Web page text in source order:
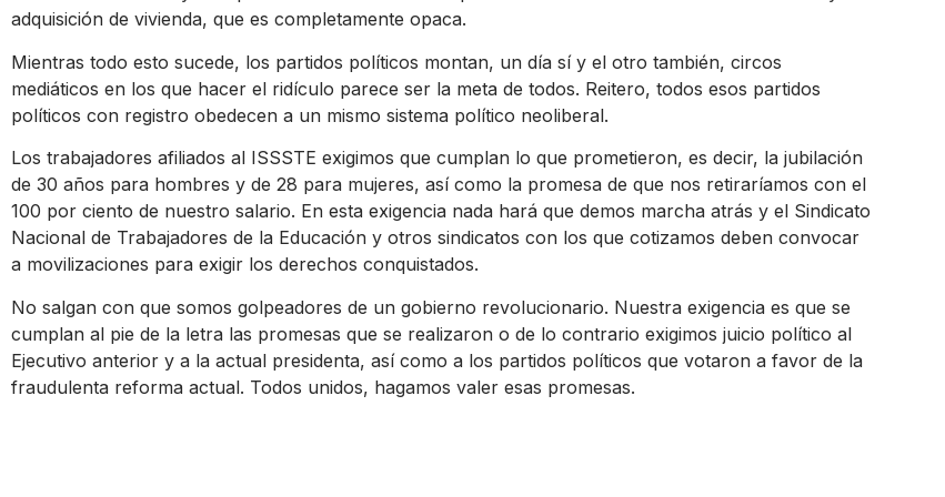
adquisición de vivienda, que es completamente opaca.
Mientras todo esto sucede, los partidos políticos montan, un día sí y el otro también, circos
mediáticos en los que hacer el ridículo parece ser la meta de todos. Reitero, todos esos partidos
políticos con registro obedecen a un mismo sistema político neoliberal.
Los trabajadores afiliados al ISSSTE exigimos que cumplan lo que prometieron, es decir, la jubilación
de 30 años para hombres y de 28 para mujeres, así como la promesa de que nos retiraríamos con el
100 por ciento de nuestro salario. En esta exigencia nada hará que demos marcha atrás y el Sindicato
Nacional de Trabajadores de la Educación y otros sindicatos con los que cotizamos deben convocar
a movilizaciones para exigir los derechos conquistados.
No salgan con que somos golpeadores de un gobierno revolucionario. Nuestra exigencia es que se
cumplan al pie de la letra las promesas que se realizaron o de lo contrario exigimos juicio político al
Ejecutivo anterior y a la actual presidenta, así como a los partidos políticos que votaron a favor de la
fraudulenta reforma actual. Todos unidos, hagamos valer esas promesas.